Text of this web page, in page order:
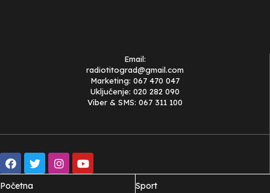
Email:
radiotitograd@gmail.com
Marketing: 067 470 047
Uključenje: 020 282 090
Viber & SMS: 067 311 100
Početna Sport